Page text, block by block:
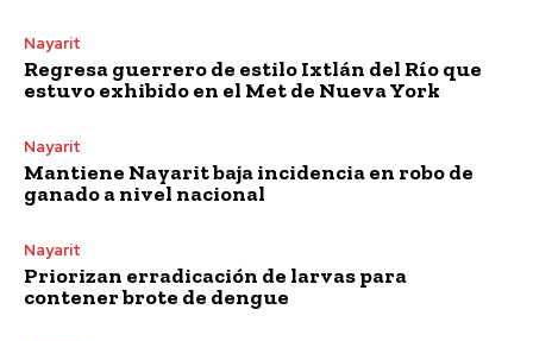
Nayarit
Regresa guerrero de estilo Ixtlán del Río que
estuvo exhibido en el Met de Nueva York
Nayarit
Mantiene Nayarit baja incidencia en robo de
ganado a nivel nacional
Nayarit
Priorizan erradicación de larvas para
contener brote de dengue